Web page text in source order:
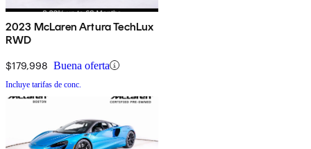
2023 McLaren Artura TechLux
RWD
$179,998 Buena oferta
Incluye tarifas de conc.